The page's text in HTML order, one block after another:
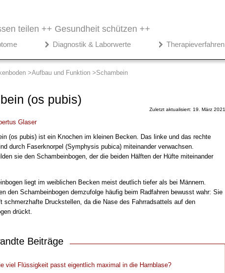
teilen ++ Gesundheit schützen ++
Diagnostik & Laborwerte Therapieverfahren
Aufbau und Funktion Schambein
(os pubis)
Zuletzt aktualisiert: 19. März 2021
Glaser
(os pubis) ist ein Knochen im kleinen Becken. Das linke und das rechte
durch Faserknorpel (Symphysis pubica) miteinander verwachsen.
sie den Schambeinbogen, der die beiden Hälften der Hüfte miteinander
liegt im weiblichen Becken meist deutlich tiefer als bei Männern.
den Schambeinbogen demzufolge häufig beim Radfahren bewusst wahr: Sie
schmerzhafte Druckstellen, da die Nase des Fahrradsattels auf den
drückt.
Beiträge
viel Flüssigkeit passt eigentlich maximal in die Harnblase?